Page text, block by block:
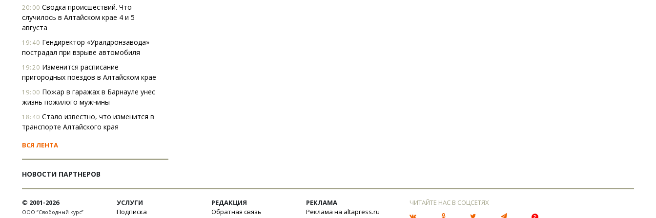
20:00 Сводка происшествий. Что
случилось в Алтайском крае 4 и 5
августа
19:40 Гендиректор «Уралдронзавода»
пострадал при взрыве автомобиля
19:20 Изменится расписание
пригородных поездов в Алтайском крае
19:00 Пожар в гаражах в Барнауле унес
жизнь пожилого мужчины
18:40 Стало известно, что изменится в
транспорте Алтайского края
ВСЯ ЛЕНТА
НОВОСТИ ПАРТНЕРОВ
© 2001-2026
ООО “Свободный курс”
УСЛУГИ
Подписка
РЕДАКЦИЯ
Обратная связь
РЕКЛАМА
Реклама на altapress.ru
ЧИТАЙТЕ НАС В СОЦСЕТЯХ